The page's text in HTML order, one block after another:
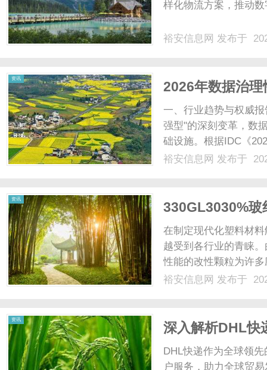
样化物流方案，推动
裕安信息网 发布于
资讯
2026年数据治
坑指南！
一、行业趋势与权威
强型"的深刻变革，数
础设施。根据IDC《
据治理市场规模突破
裕安信息网 发布于
资讯
330GL3030%玻
在制定现代化塑料材
越受到各行业的青睐
性能的改性颗粒为许
玻纤改性颗粒的成分
裕安信息网 发布于
资讯
深入解析DHL快
DHL快递作为全球领
户服务，助力全球贸